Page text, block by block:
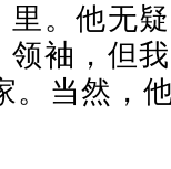
里。他无
领袖，但
。当然，